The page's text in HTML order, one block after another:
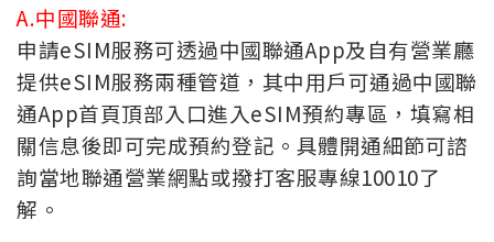
A.中國聯通:
申請eSIM服務可透過中國聯通App及自有營業廳
提供eSIM服務兩種管道，其中用戶可通過中國聯
通App首頁頂部入口進入eSIM預約專區，填寫相
關信息後即可完成預約登記。具體開通細節可諮
詢當地聯通營業網點或撥打客服專線10010了
解。